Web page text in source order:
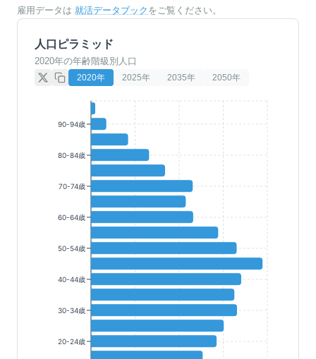
雇用データは 就活データブック をご覧ください。
人口ピラミッド
2020年の年齢階級別人口
2020年 2025年 2035年 2050年
90-94歳
80-84歳
70-74歳
60-64歳
50-54歳
40-44歳
30-34歳
20-24歳